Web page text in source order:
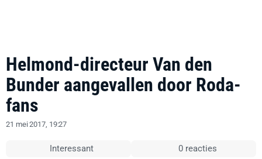
Helmond-directeur Van den
Bunder aangevallen door Roda-
fans
21 mei 2017, 19:27
Interessant 0 reacties